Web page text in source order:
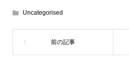
Uncategorised